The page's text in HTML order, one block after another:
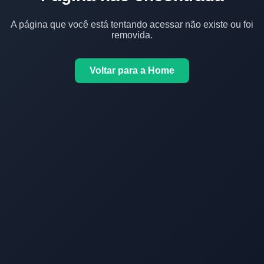
A página que você está tentando acessar não existe ou foi
removida.
Voltar para a Home